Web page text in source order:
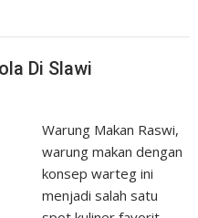
Di Slawi
Warung Makan Raswi,
warung makan dengan
konsep warteg ini
menjadi salah satu